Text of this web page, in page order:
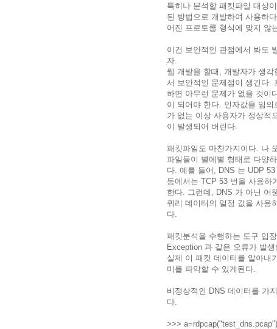
특히나 분석할 패킷파일 대상
된 방법으로 개발하여 사용하
어진 프로토콜 형식에 맞지 않
이건 보안적인 관점에서 봐도
자.
웹 개발을 할때, 개발자가 생
서 보안적인 문제점이 생긴다.
하면 아무런 문제가 없을 것이
이 되어야 한다. 인자값을 임
가 없는 이상 사용자가 정상적
이 발생되어 버린다.
패킷파일도 마찬가지이다. 나
파일들이 별에별 형태로 다양
다. 예를 들어, DNS 는 UDP
등에서는 TCP 53 번을 사용하
한다. 그런데, DNS 가 아닌 어
쿼리 데이터의 일정 값을 사용
다.
패킷분석을 수행하는 도구 입
Exception 과 같은 오류가 발
실제 이 패킷 데이터를 알아내
미를 파악할 수 있게된다.
비정상적인 DNS 데이터를 가
다.
>>> a=rdpcap("test_dns.pcap")